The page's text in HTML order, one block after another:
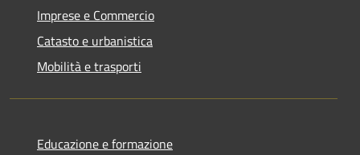
Imprese e Commercio
Catasto e urbanistica
Mobilità e trasporti
Educazione e formazione